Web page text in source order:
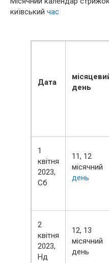
київський час
Дата
день
1
квітня
2023,
Сб
11, 12
місячний
день
2
квітня
2023,
Нд
12, 13
місячний
день